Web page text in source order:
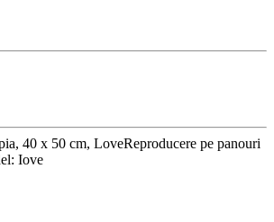
40 x 50 cm, LoveReproducere pe panouri
Iove